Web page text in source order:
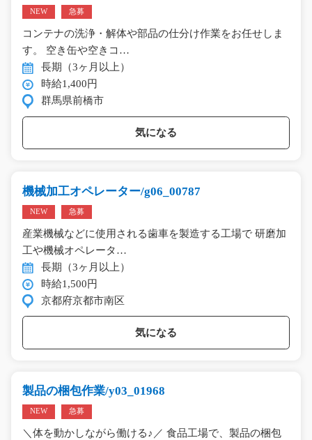
NEW 急募
コンテナの洗浄・解体や部品の仕分け作業をお任せしま
す。 空き缶や空きコ…
長期（3ヶ月以上）
時給1,400円
群馬県前橋市
気になる
機械加工オペレーター/g06_00787
NEW 急募
産業機械などに使用される歯車を製造する工場で 研磨加
工や機械オペレータ…
長期（3ヶ月以上）
時給1,500円
京都府京都市南区
気になる
製品の梱包作業/y03_01968
NEW 急募
＼体を動かしながら働ける♪／ 食品工場で、製品の梱包